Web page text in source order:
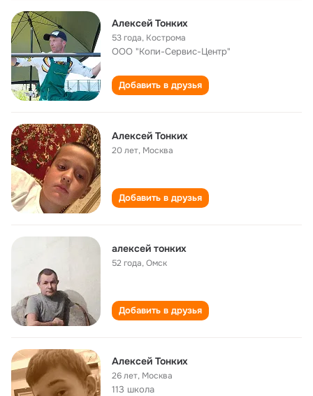
Алексей Тонких
53 года, Кострома
ООО "Копи-Сервис-Центр"
Добавить в друзья
Алексей Тонких
20 лет, Москва
Добавить в друзья
алексей тонких
52 года,Омск
Добавить в друзья
Алексей Тонких
26 лет, Москва
113 школа